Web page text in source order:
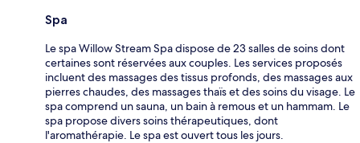
Spa
Le spa Willow Stream Spa dispose de 23 salles de soins dont
certaines sont réservées aux couples. Les services proposés
incluent des massages des tissus profonds, des massages aux
pierres chaudes, des massages thaïs et des soins du visage. Le
spa comprend un sauna, un bain à remous et un hammam. Le
spa propose divers soins thérapeutiques, dont
l'aromathérapie. Le spa est ouvert tous les jours.